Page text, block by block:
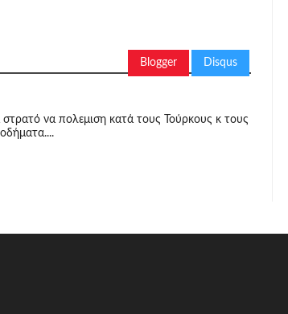
Blogger Disqus
να πολεμιση κατά τους Τούρκους κ τους